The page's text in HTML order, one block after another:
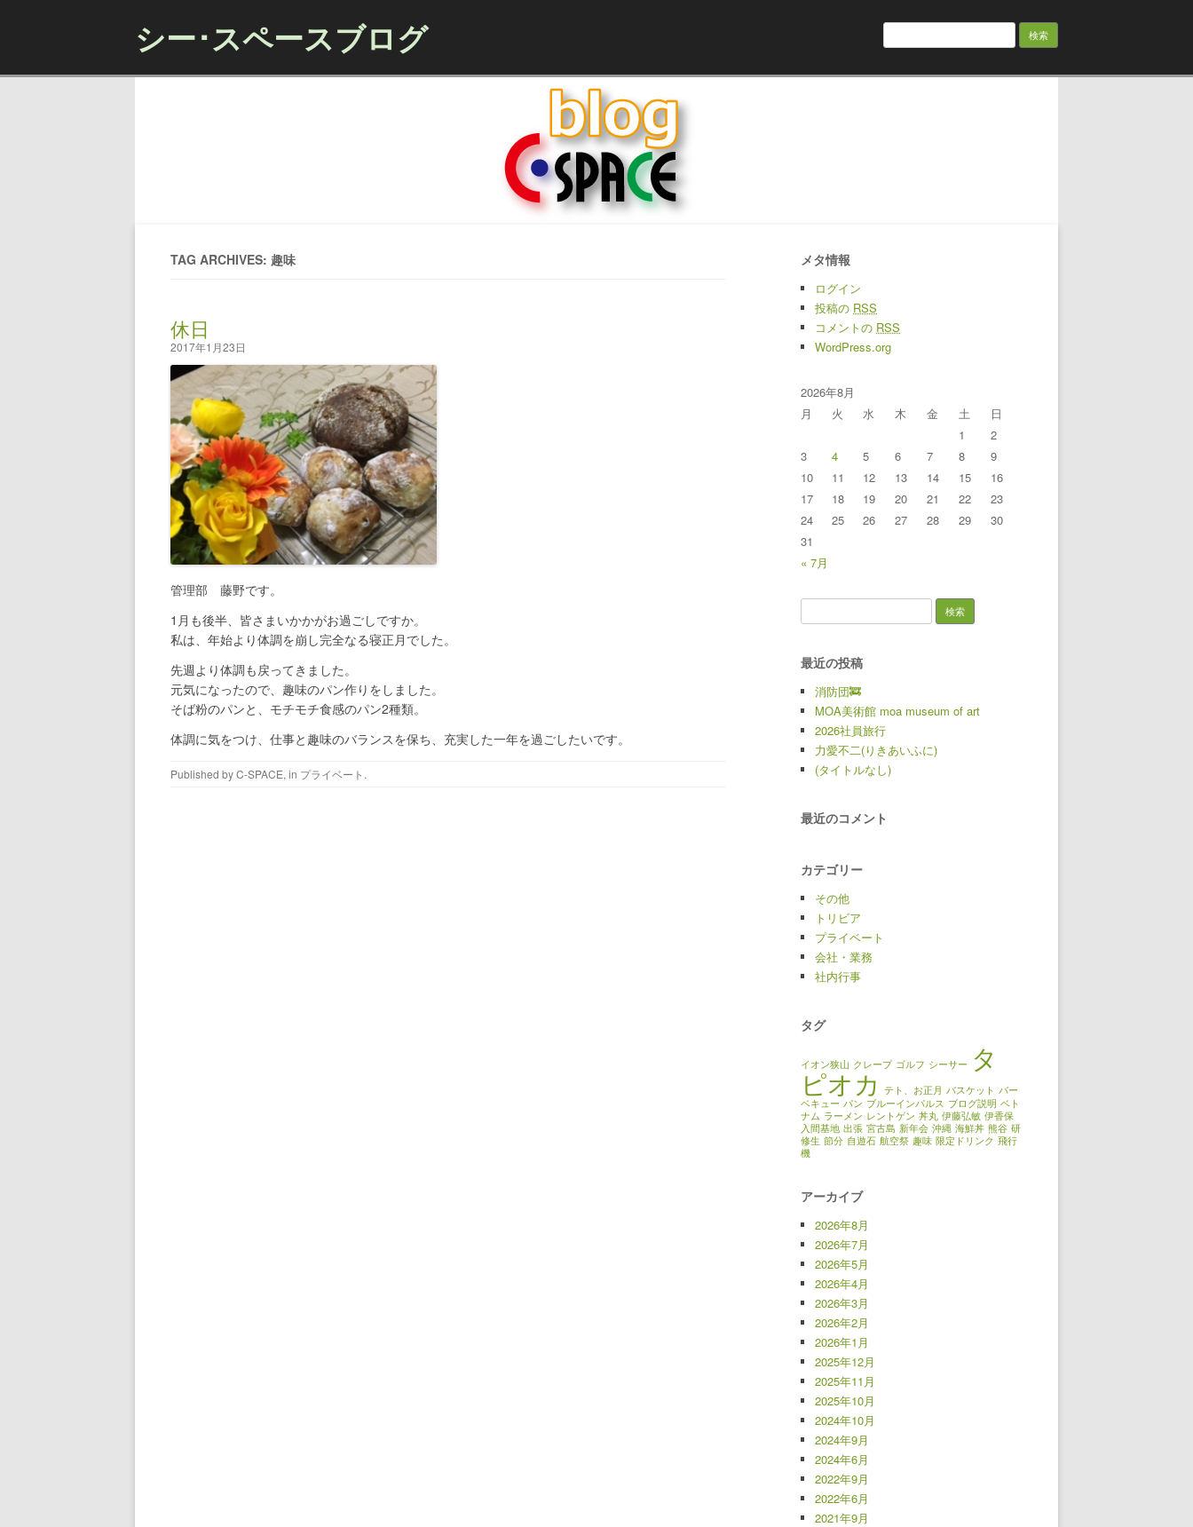
シー･スペースブログ 検索:
TAG ARCHIVES: 趣味
休日
2017年1月23日
管理部 藤野です。
1月も後半、皆さまいかかがお過ごしですか。
私は、年始より体調を崩し完全なる寝正月でした。
先週より体調も戻ってきました。
元気になったので、趣味のパン作りをしました。
そば粉のパンと、モチモチ食感のパン2種類。
体調に気をつけ、仕事と趣味のバランスを保ち、充実した一年を過ごしたいです。
Published byC-SPACE, in プライベート .
メタ情報
ログイン
投稿の RSS
コメントの RSS
WordPress.org
2026年8月
月
火 水 木 金 土 日
« 7月
1
2
3
4 5 6 7 8
9
10
11 12 13 14 15
16
17
18 19 20 21 22
23
24
25 26 27 28 29
30
31
最近の投稿
消防団🚒
MOA美術館 moa museum of art
2026社員旅行
力愛不二(りきあいふに)
(タイトルなし)
最近のコメント
カテゴリー
その他
トリビア
プライベート
会社・業務
社内行事
タグ
イオン狭山 クレープ ゴルフ シーサー タ
ピオカ テト、お正月 バスケット バー
ベキュー パン ブルーインパルス ブログ説明 ベト
ナム ラーメン レントゲン 丼丸 伊藤弘敏 伊香保
入間基地 出張 宮古島 新年会 沖縄 海鮮丼 熊谷 研
修生 節分 自遊石 航空祭 趣味 限定ドリンク 飛行
機
アーカイブ
2026年8月
2026年7月
2026年5月
2026年4月
2026年3月
2026年2月
2026年1月
2025年12月
2025年11月
2025年10月
2024年10月
2024年9月
2024年6月
2022年9月
2022年6月
2021年9月